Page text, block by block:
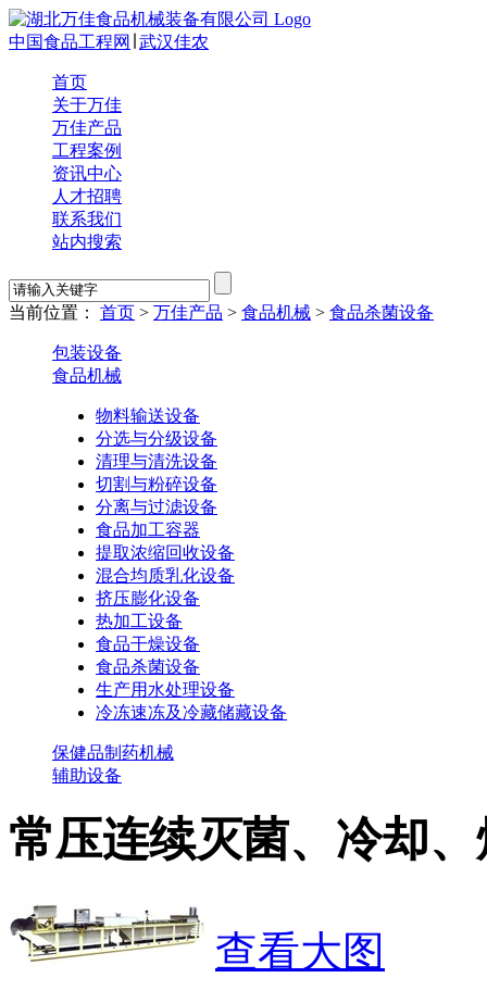
中国食品工程网 武汉佳农
首页
关于万佳
万佳产品
工程案例
资讯中心
人才招聘
联系我们
站内搜索
当前位置： 首页 > 万佳产品 > 食品机械 > 食品杀菌设备
包装设备
食品机械
物料输送设备
分选与分级设备
清理与清洗设备
切割与粉碎设备
分离与过滤设备
食品加工容器
提取浓缩回收设备
混合均质乳化设备
挤压膨化设备
热加工设备
食品干燥设备
食品杀菌设备
生产用水处理设备
冷冻速冻及冷藏储藏设备
保健品制药机械
辅助设备
常压连续灭菌、冷却
查看大图